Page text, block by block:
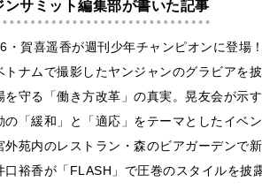
ンサミット編集部が書いた記事
・賀喜遥香が週刊少年チャンピオンに登
トナムで撮影したヤンジャンのグラビアを
を守る「働き方改革」の真実。晃友会が示
の「緩和」と「適応」をテーマとしたイベ
外苑内のレストラン・森のビアガーデンで
口裕香が「FLASH」で圧巻のスタイルを